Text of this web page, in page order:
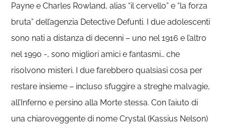
Payne e Charles Rowland, alias “il cervello” e “la forza
bruta” dell’agenzia Detective Defunti. I due adolescenti
sono nati a distanza di decenni – uno nel 1916 e l’altro
nel 1990 -, sono migliori amici e fantasmi… che
risolvono misteri. I due farebbero qualsiasi cosa per
restare insieme – incluso sfuggire a streghe malvagie,
all’Inferno e persino alla Morte stessa. Con l’aiuto di
una chiaroveggente di nome Crystal (Kassius Nelson)